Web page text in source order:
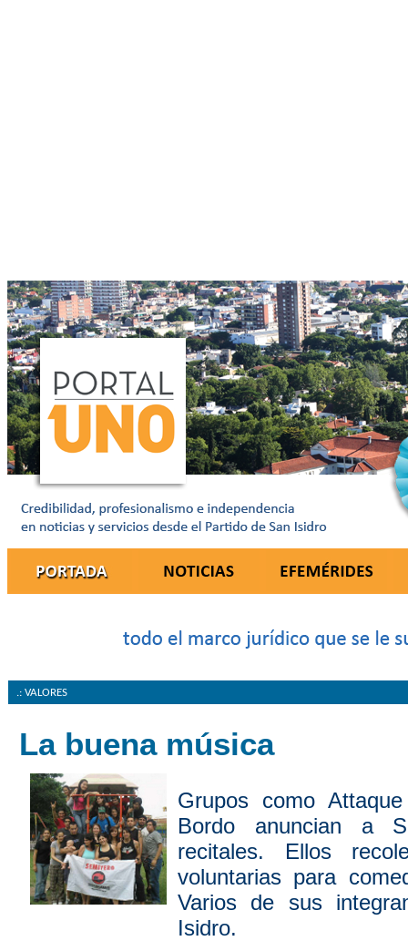
.: VALORES
La buena música
Grupos como
Bordo anuncian a
recitales. Ellos
voluntarias para
Varios de sus
Isidro.